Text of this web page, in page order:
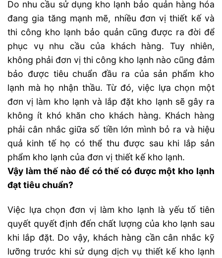
Do nhu cầu sử dụng kho lạnh bảo quản hàng hóa
đang gia tăng mạnh mẽ, nhiều đơn vị thiết kế và
thi công kho lạnh bảo quản cũng được ra đời để
phục vụ nhu cầu của khách hàng. Tuy nhiên,
không phải đơn vị thi công kho lạnh nào cũng đảm
bảo được tiêu chuẩn đầu ra của sản phẩm kho
lạnh mà họ nhận thầu. Từ đó, việc lựa chọn một
đơn vị làm kho lạnh và lắp đặt kho lạnh sẽ gây ra
không ít khó khăn cho khách hàng. Khách hàng
phải cân nhắc giữa số tiền lớn mình bỏ ra và hiệu
quả kinh tế họ có thể thu được sau khi lắp sản
phẩm kho lạnh của đơn vị thiết kế kho lạnh.
Vậy làm thế nào để có thế có được một kho lạnh
đạt tiêu chuẩn?
Việc lựa chọn đơn vị làm kho lạnh là yếu tố tiên
quyết quyết định đến chất lượng của kho lạnh sau
khi lắp đặt. Do vậy, khách hàng cần cân nhắc kỹ
lưỡng trước khi sử dụng dịch vụ thiết kế kho lạnh